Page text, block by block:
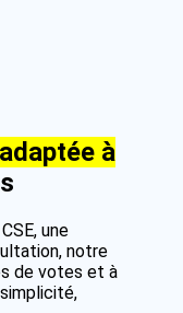
adaptée à
une
notre
de votes et à